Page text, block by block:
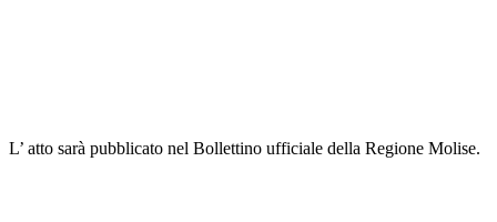
L’ atto sarà pubblicato nel Bollettino ufficiale della Regione Molise.